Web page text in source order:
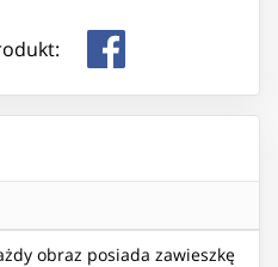
obraz posiada zawieszkę